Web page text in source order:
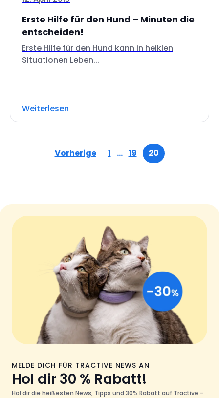
Erste Hilfe für den Hund – Minuten die
entscheiden!
Erste Hilfe für den Hund kann in heiklen
Situationen Leben...
Weiterlesen
Vorherige 1 … 19 20
MELDE DICH FÜR TRACTIVE NEWS AN
Hol dir 30 % Rabatt!
Hol dir die heißesten News, Tipps und 30% Rabatt auf Tractive –